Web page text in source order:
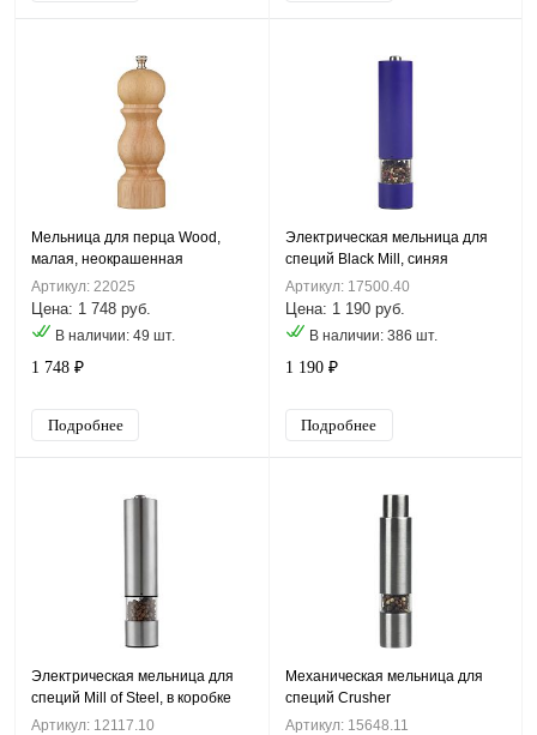
Мельница для перца Wood,
малая, неокрашенная
Артикул: 22025
Цена: 1 748 руб.
В наличии: 49 шт.
1 748 ₽
Подробнее
Электрическая мельница для
специй Black Mill, синяя
Артикул: 17500.40
Цена: 1 190 руб.
В наличии: 386 шт.
1 190 ₽
Подробнее
Электрическая мельница для
специй Mill of Steel, в коробке
Артикул: 12117.10
Механическая мельница для
специй Crusher
Артикул: 15648.11